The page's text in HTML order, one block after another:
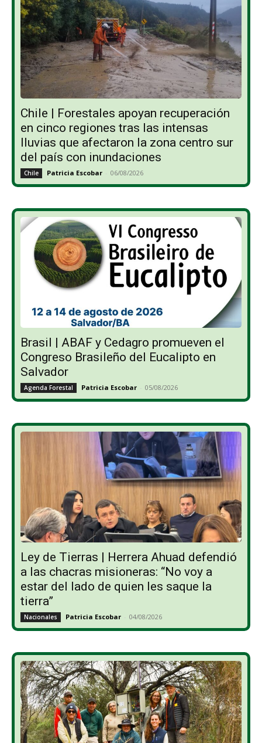
Chile | Forestales apoyan recuperación
en cinco regiones tras las intensas
lluvias que afectaron la zona centro sur
del país con inundaciones
Chile Patricia Escobar - 06/08/2026
Brasil | ABAF y Cedagro promueven el
Congreso Brasileño del Eucalipto en
Salvador
Agenda Forestal Patricia Escobar - 05/08/2026
Ley de Tierras | Herrera Ahuad defendió
a las chacras misioneras: “No voy a
estar del lado de quien les saque la
tierra”
Nacionales Patricia Escobar - 04/08/2026